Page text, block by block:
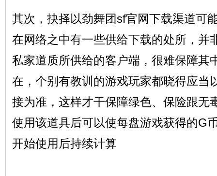
其次，抉择以劲舞团sf官网下载渠道可
在网络之中有一些供给下载的处所，并
私家道质所供给的客户端，很难保障其
在，个别有教训的游戏玩家都晓得应当
接为准，这样才干保障绿色、保险跟无
使用该道具后可以使每盘游戏获得的G
开始使用后持续计算